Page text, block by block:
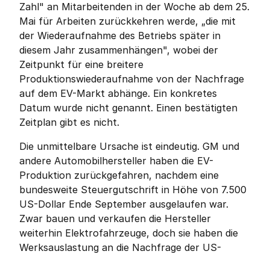
Zahl" an Mitarbeitenden in der Woche ab dem 25.
Mai für Arbeiten zurückkehren werde, „die mit
der Wiederaufnahme des Betriebs später in
diesem Jahr zusammenhängen", wobei der
Zeitpunkt für eine breitere
Produktionswiederaufnahme von der Nachfrage
auf dem EV-Markt abhänge. Ein konkretes
Datum wurde nicht genannt. Einen bestätigten
Zeitplan gibt es nicht.
Die unmittelbare Ursache ist eindeutig. GM und
andere Automobilhersteller haben die EV-
Produktion zurückgefahren, nachdem eine
bundesweite Steuergutschrift in Höhe von 7.500
US-Dollar Ende September ausgelaufen war.
Zwar bauen und verkaufen die Hersteller
weiterhin Elektrofahrzeuge, doch sie haben die
Werksauslastung an die Nachfrage der US-